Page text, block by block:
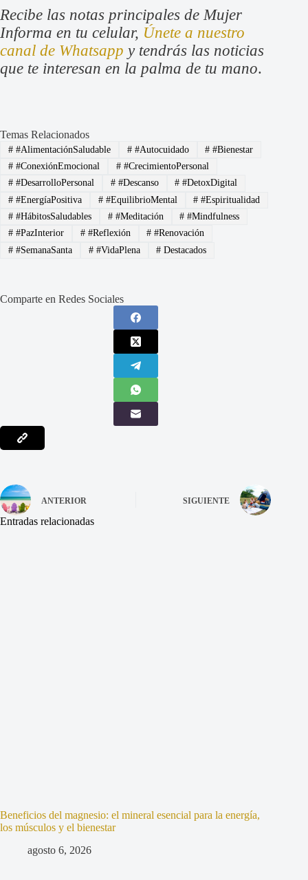
Recibe las notas principales de Mujer
Informa en tu celular, Únete a nuestro
canal de Whatsapp y tendrás las noticias
que te interesan en la palma de tu mano.
Temas Relacionados
##AlimentaciónSaludable ##Autocuidado # #Bienestar
##ConexiónEmocional ##CrecimientoPersonal
##DesarrolloPersonal ##Descanso # #DetoxDigital
##EnergíaPositiva ##EquilibrioMental # #Espiritualidad
##HábitosSaludables ##Meditación # #Mindfulness
##PazInterior ##Reflexión # #Renovación
##SemanaSanta ##VidaPlena # Destacados
Comparte en Redes Sociales
ANTERIOR SIGUIENTE
Entradas relacionadas
Beneficios del magnesio: el mineral esencial para la energía,
los músculos y el bienestar
agosto 6, 2026